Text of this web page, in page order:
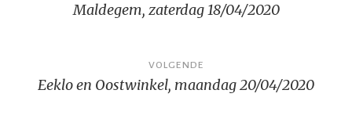
navigatieMaldegem, zaterdag 18/04/2020
VOLGENDE
Eeklo en Oostwinkel, maandag 20/04/2020